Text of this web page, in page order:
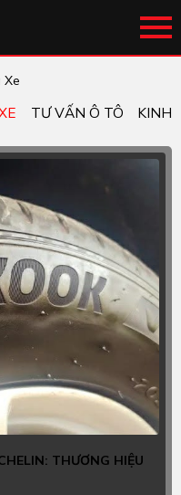
Xe
TƯ VẤN Ô TÔ KINH
THƯƠNG HIỆU